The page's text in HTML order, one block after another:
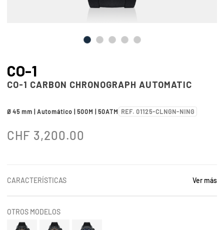
CO-1
CO-1 CARBON CHRONOGRAPH AUTOMATIC
Ø 45 mm | Automático | 500M | 50ATM REF. 01125-CLNGN-NING
CHF 3,200.00
CARACTERÍSTICAS Ver más
OTROS MODELOS